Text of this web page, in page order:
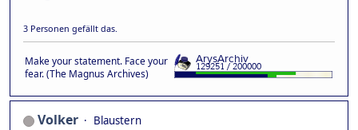
3 Personen gefällt das.
Make your statement. Face your
fear. (The Magnus Archives)
Volker
Blaustern